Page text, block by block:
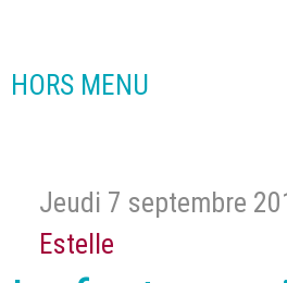
HORS MENU
Jeudi 7 septembre
Estelle